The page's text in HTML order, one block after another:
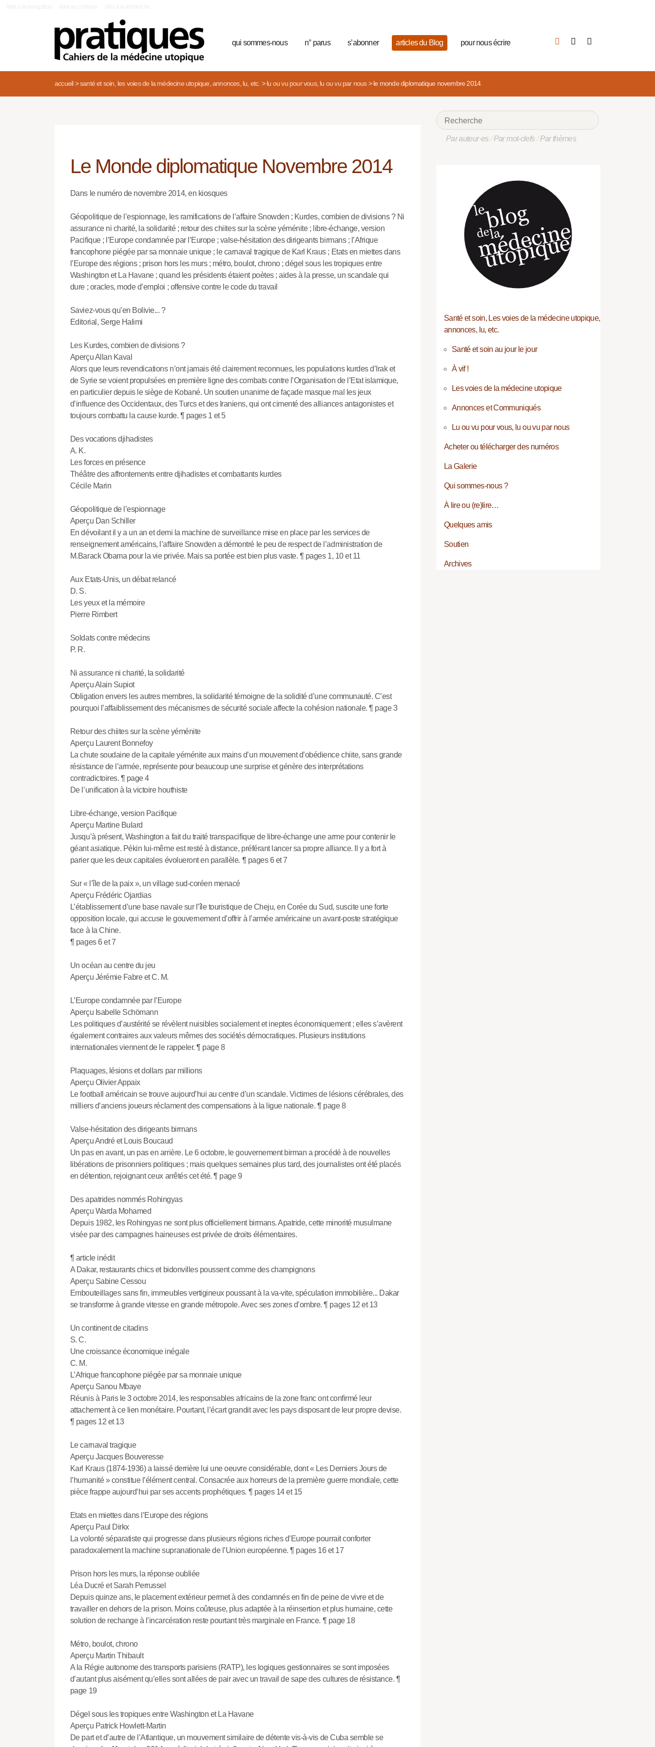
qui sommes-nous n° parus s’abonner articles du Blog pour nous écrire
accueil> santé et soin, les voies de la médecine utopique, annonces, lu, etc. > lu ou vu pour vous, lu ou vu par nous> le monde diplomatique novembre 2014
Le Monde diplomatique Novembre 2014
Dans le numéro de novembre 2014, en kiosques
Géopolitique de l’espionnage, les ramifications de l’affaire Snowden ; Kurdes, combien de divisions ? Ni
assurance ni charité, la solidarité ; retour des chiites sur la scène yéménite ; libre-échange, version
Pacifique ; l’Europe condamnée par l’Europe ; valse-hésitation des dirigeants birmans ; l’Afrique
francophone piégée par sa monnaie unique ; le carnaval tragique de Karl Kraus ; Etats en miettes dans
l’Europe des régions ; prison hors les murs ; métro, boulot, chrono ; dégel sous les tropiques entre
Washington et La Havane ; quand les présidents étaient poètes ; aides à la presse, un scandale qui
dure ; oracles, mode d’emploi ; offensive contre le code du travail
Saviez-vous qu’en Bolivie... ?
Editorial, Serge Halimi
Les Kurdes, combien de divisions ?
Aperçu Allan Kaval
Alors que leurs revendications n’ont jamais été clairement reconnues, les populations kurdes d’Irak et
de Syrie se voient propulsées en première ligne des combats contre l’Organisation de l’Etat islamique,
en particulier depuis le siège de Kobané. Un soutien unanime de façade masque mal les jeux
d’influence des Occidentaux, des Turcs et des Iraniens, qui ont cimenté des alliances antagonistes et
toujours combattu la cause kurde. ¶ pages 1 et 5
Des vocations djihadistes
A. K.
Les forces en présence
Théâtre des affrontements entre djihadistes et combattants kurdes
Cécile Marin
Géopolitique de l’espionnage
Aperçu Dan Schiller
En dévoilant il y a un an et demi la machine de surveillance mise en place par les services de
renseignement américains, l’affaire Snowden a démontré le peu de respect de l’administration de
M.Barack Obama pour la vie privée. Mais sa portée est bien plus vaste. ¶ pages 1, 10 et 11
Aux Etats-Unis, un débat relancé
D. S.
Les yeux et la mémoire
Pierre Rimbert
Soldats contre médecins
P. R.
Ni assurance ni charité, la solidarité
Aperçu Alain Supiot
Obligation envers les autres membres, la solidarité témoigne de la solidité d’une communauté. C’est
pourquoi l’affaiblissement des mécanismes de sécurité sociale affecte la cohésion nationale. ¶ page 3
Retour des chiites sur la scène yéménite
Aperçu Laurent Bonnefoy
La chute soudaine de la capitale yéménite aux mains d’un mouvement d’obédience chiite, sans grande
résistance de l’armée, représente pour beaucoup une surprise et génère des interprétations
contradictoires. ¶ page 4
De l’unification à la victoire houthiste
Libre-échange, version Pacifique
Aperçu Martine Bulard
Jusqu’à présent, Washington a fait du traité transpacifique de libre-échange une arme pour contenir le
géant asiatique. Pékin lui-même est resté à distance, préférant lancer sa propre alliance. Il y a fort à
parier que les deux capitales évolueront en parallèle. ¶ pages 6 et 7
Sur « l’île de la paix », un village sud-coréen menacé
Aperçu Frédéric Ojardias
L’établissement d’une base navale sur l’île touristique de Cheju, en Corée du Sud, suscite une forte
opposition locale, qui accuse le gouvernement d’offrir à l’armée américaine un avant-poste stratégique
face à la Chine.
¶ pages 6 et 7
Un océan au centre du jeu
Aperçu Jérémie Fabre et C. M.
L’Europe condamnée par l’Europe
Aperçu Isabelle Schömann
Les politiques d’austérité se révèlent nuisibles socialement et ineptes économiquement ; elles s’avèrent
également contraires aux valeurs mêmes des sociétés démocratiques. Plusieurs institutions
internationales viennent de le rappeler. ¶ page 8
Plaquages, lésions et dollars par millions
Aperçu Olivier Appaix
Le football américain se trouve aujourd’hui au centre d’un scandale. Victimes de lésions cérébrales, des
milliers d’anciens joueurs réclament des compensations à la ligue nationale. ¶ page 8
Valse-hésitation des dirigeants birmans
Aperçu André et Louis Boucaud
Un pas en avant, un pas en arrière. Le 6 octobre, le gouvernement birman a procédé à de nouvelles
libérations de prisonniers politiques ; mais quelques semaines plus tard, des journalistes ont été placés
en détention, rejoignant ceux arrêtés cet été. ¶ page 9
Des apatrides nommés Rohingyas
Aperçu Warda Mohamed
Depuis 1982, les Rohingyas ne sont plus officiellement birmans. Apatride, cette minorité musulmane
visée par des campagnes haineuses est privée de droits élémentaires.
¶ article inédit
A Dakar, restaurants chics et bidonvilles poussent comme des champignons
Aperçu Sabine Cessou
Embouteillages sans fin, immeubles vertigineux poussant à la va-vite, spéculation immobilière... Dakar
se transforme à grande vitesse en grande métropole. Avec ses zones d’ombre. ¶ pages 12 et 13
Un continent de citadins
S. C.
Une croissance économique inégale
C. M.
L’Afrique francophone piégée par sa monnaie unique
Aperçu Sanou Mbaye
Réunis à Paris le 3 octobre 2014, les responsables africains de la zone franc ont confirmé leur
attachement à ce lien monétaire. Pourtant, l’écart grandit avec les pays disposant de leur propre devise.
¶ pages 12 et 13
Le carnaval tragique
Aperçu Jacques Bouveresse
Karl Kraus (1874-1936) a laissé derrière lui une oeuvre considérable, dont « Les Derniers Jours de
l’humanité » constitue l’élément central. Consacrée aux horreurs de la première guerre mondiale, cette
pièce frappe aujourd’hui par ses accents prophétiques. ¶ pages 14 et 15
Etats en miettes dans l’Europe des régions
Aperçu Paul Dirkx
La volonté séparatiste qui progresse dans plusieurs régions riches d’Europe pourrait conforter
paradoxalement la machine supranationale de l’Union européenne. ¶ pages 16 et 17
Prison hors les murs, la réponse oubliée
Léa Ducré et Sarah Perrussel
Depuis quinze ans, le placement extérieur permet à des condamnés en fin de peine de vivre et de
travailler en dehors de la prison. Moins coûteuse, plus adaptée à la réinsertion et plus humaine, cette
solution de rechange à l’incarcération reste pourtant très marginale en France. ¶ page 18
Métro, boulot, chrono
Aperçu Martin Thibault
A la Régie autonome des transports parisiens (RATP), les logiques gestionnaires se sont imposées
d’autant plus aisément qu’elles sont allées de pair avec un travail de sape des cultures de résistance. ¶
page 19
Dégel sous les tropiques entre Washington et La Havane
Aperçu Patrick Howlett-Martin
De part et d’autre de l’Atlantique, un mouvement similaire de détente vis-à-vis de Cuba semble se
Par auteur·es/Par mot-clefs/Par thèmes
Santé et soin, Les voies de la médecine utopique,
annonces, lu, etc.
Santé et soin au jour le jour
À vif !
Les voies de la médecine utopique
Annonces et Communiqués
Lu ou vu pour vous, lu ou vu par nous
Acheter ou télécharger des numéros
La Galerie
Qui sommes-nous ?
À lire ou (re)lire…
Quelques amis
Soutien
Archives